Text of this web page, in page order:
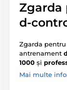
Zgarda
Zgarda
antrenament
1000 și
Mai multe